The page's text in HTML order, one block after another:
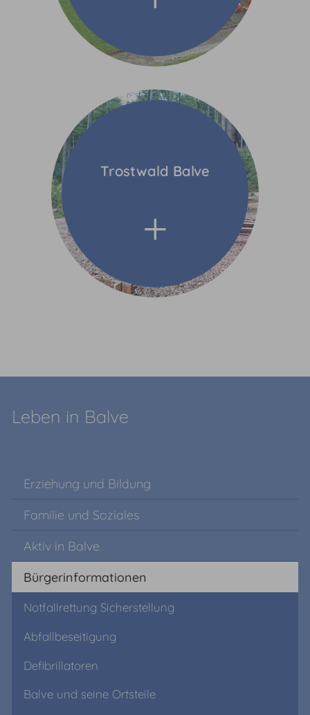
Trostwald Balve
Leben in Balve
Erziehung und Bildung
Familie und Soziales
Aktiv in Balve
Bürgerinformationen
Notfallrettung Sicherstellung
Abfallbeseitigung
Defibrillatoren
Balve und seine Ortsteile